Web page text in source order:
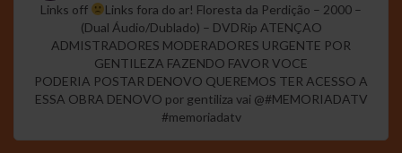
Links off
Links fora do ar! Floresta da Perdição – 2000 –
(Dual Áudio/Dublado) – DVDRip ATENÇAO
ADMISTRADORES MODERADORES URGENTE POR
GENTILEZA FAZENDO FAVOR VOCE
PODERIA POSTAR DENOVO QUEREMOS TER ACESSO A
ESSA OBRA DENOVO por gentiliza vai @#MEMORIADATV
#memoriadatv